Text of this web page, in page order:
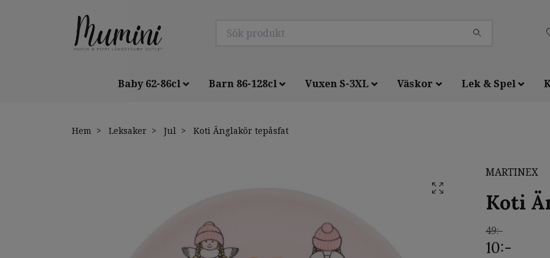
Baby 62-86cl Barn 86-128cl Vuxen S-3XL Väskor Lek & Spel
Hem Leksaker Jul Koti Änglakör tepåsfat
MARTINEX
Koti
49:-
10:-